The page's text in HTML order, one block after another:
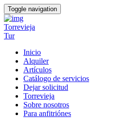
Toggle navigation
Torrevieja
Tur
Inicio
Alquiler
Artículos
Catálogo de servicios
Dejar solicitud
Torrevieja
Sobre nosotros
Para anfitriónes